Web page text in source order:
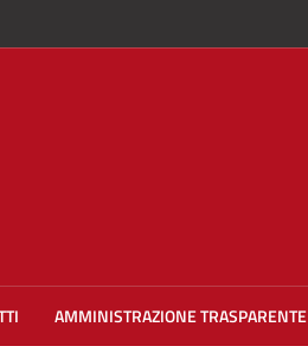
AMMINISTRAZIONE TRASPARENTE